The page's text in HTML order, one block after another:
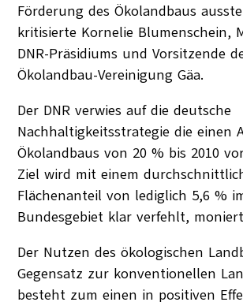
Förderung des Ökolandbaus
kritisierte Kornelie Blumenschein,
DNR-Präsidiums und Vorsitzende
Ökolandbau-Vereinigung Gäa.
Der DNR verwies auf die deutsche
Nachhaltigkeitsstrategie die einen
Ökolandbaus von 20 % bis 2010
Ziel wird mit einem
Flächenanteil von lediglich 5,6 %
Bundesgebiet klar verfehlt,
Der Nutzen des ökologischen
Gegensatz zur konventionellen
besteht zum einen in positiven